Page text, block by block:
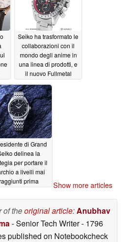
Seiko ha trasformato le
collaborazioni con il
mondo degli anime in
una linea di prodotti, e
il nuovo Fullmetal
novità06/18/2026
di Grand
delinea la
per portare il
a livelli mai
prima
Show more articles
of theoriginal article:Anubhav
- Senior Tech Writer- 1796
published on Notebookcheck